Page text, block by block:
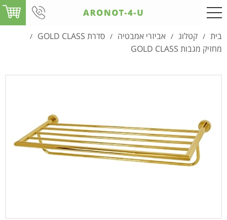
בית / קטלוג / אביזרי אמבטיה / סדרת GOLD CLASS /
מחזיק מגבות GOLD CLASS